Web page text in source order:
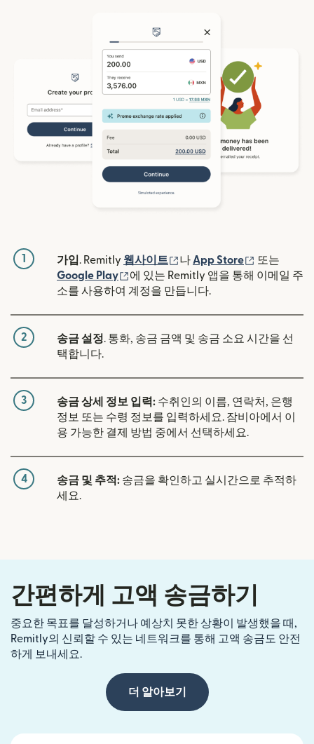
1 가입. Remitly 웹사이트 (새 창에서 열림)
나 App Store (새 창에서
또는
Google Play
(새 창에서 열림)
에 있는 Remitly 앱을 통해 이메일 주
소를 사용하여 계정을 만듭니다.
2 송금 설정. 통화, 송금 금액 및 송금 소요 시간을 선
택합니다.
3 송금 상세 정보 입력: 수취인의 이름, 연락처, 은행
정보 또는 수령 정보를 입력하세요. 잠비아에서 이
용 가능한 결제 방법 중에서 선택하세요.
4 송금 및 추적: 송금을 확인하고 실시간으로 추적하
세요.
간편하게 고액 송금하기
중요한 목표를 달성하거나 예상치 못한 상황이 발생했을 때,
Remitly의 신뢰할 수 있는 네트워크를 통해 고액 송금도 안전
하게 보내세요.
더 알아보기